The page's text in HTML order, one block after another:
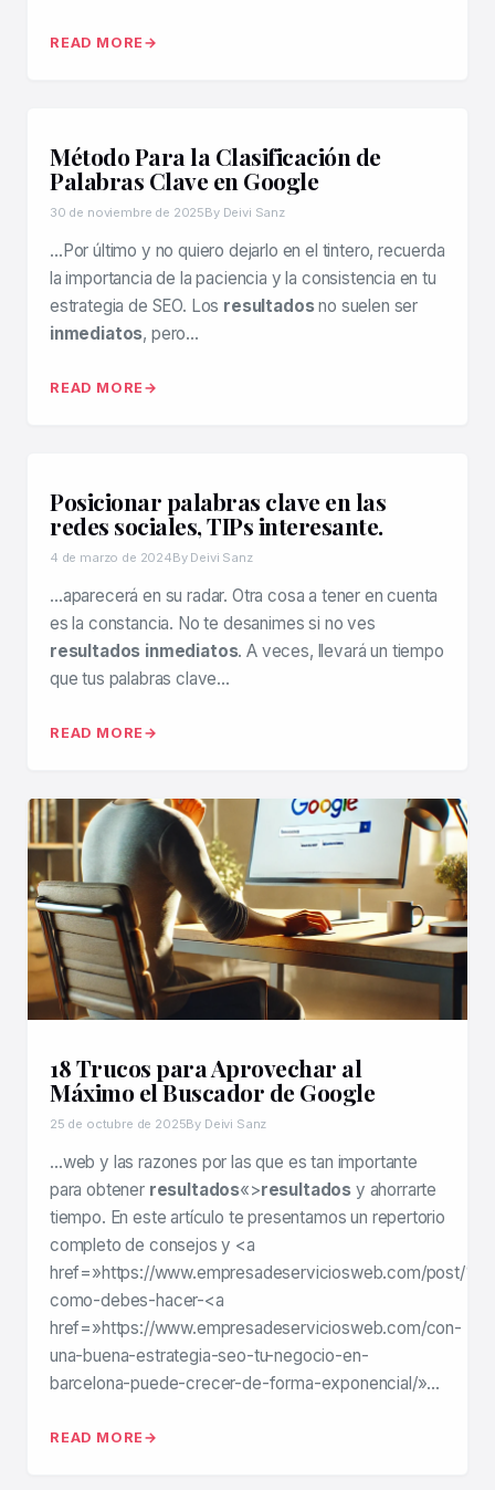
READ MORE
Método Para la Clasificación de
Palabras Clave en Google
30 de noviembre de 2025By Deivi Sanz
…Por último y no quiero dejarlo en el tintero, recuerda
la importancia de la paciencia y la consistencia en tu
estrategia de SEO. Los resultadosno suelen ser
inmediatos, pero…
READ MORE
Posicionar palabras clave en las
redes sociales, TIPs interesante.
4 de marzo de 2024By Deivi Sanz
…aparecerá en su radar. Otra cosa a tener en cuenta
es la constancia. No te desanimes si no ves
resultados inmediatos. A veces, llevará un tiempo
que tus palabras clave…
READ MORE
18 Trucos para Aprovechar al
Máximo el Buscador de Google
25 de octubre de 2025By Deivi Sanz
…web y las razones por las que es tan importante
para obtener resultados«>resultados y ahorrarte
tiempo. En este artículo te presentamos un repertorio
completo de consejos y <a
href=»https://www.empresadeserviciosweb.com/post/
como-debes-hacer-<a
href=»https://www.empresadeserviciosweb.com/con-
una-buena-estrategia-seo-tu-negocio-en-
barcelona-puede-crecer-de-forma-exponencial/»…
READ MORE